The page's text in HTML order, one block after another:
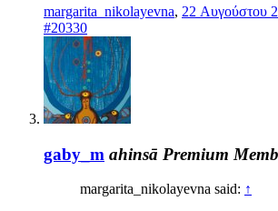
margarita_nikolayevna, 22 Αυγούστου
#20330
gaby_m ahinsā Premium
margarita_nikolayevna said: ↑